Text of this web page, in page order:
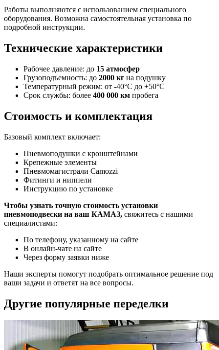
Работы выполняются с использованием специального
оборудования. Возможна самостоятельная установка по
подробной инструкции.
Технические характеристики
Рабочее давление: до 15 атмосфер
Грузоподъемность: до 2000 кг на подушку
Температурный режим: от -40°C до +50°C
Срок службы: более 400 000 км пробега
Стоимость и комплектация
Базовый комплект включает:
Пневмоподушки с кронштейнами
Крепежные элементы
Пневмомагистрали Camozzi
Фитинги и ниппели
Инструкцию по установке
Чтобы узнать точную стоимость установки
пневмоподвески на ваш КАМАЗ, свяжитесь с нашими
специалистами:
По телефону, указанному на сайте
В онлайн-чате на сайте
Через форму заявки ниже
Наши эксперты помогут подобрать оптимальное решение под
ваши задачи и ответят на все вопросы.
Другие популярные переделки